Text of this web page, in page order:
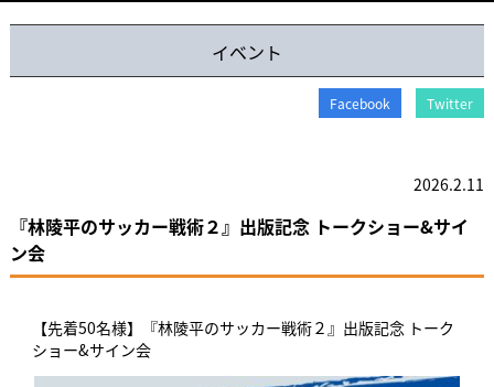
イベント
Facebook Twitter
2026.2.11
『林陵平のサッカー戦術２』出版記念 トークショー&サイ
ン会
【先着50名様】『林陵平のサッカー戦術２』出版記念 トーク
ショー&サイン会